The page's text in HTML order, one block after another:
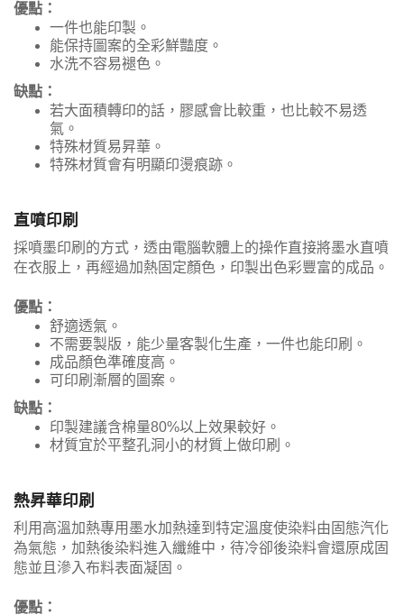
優點：
一件也能印製。
能保持圖案的全彩鮮豔度。
水洗不容易褪色。
缺點：
若大面積轉印的話，膠感會比較重，也比較不易透
氣。
特殊材質易昇華。
特殊材質會有明顯印燙痕跡。
直噴印刷
採噴墨印刷的方式，透由電腦軟體上的操作直接將墨水直噴
在衣服上，再經過加熱固定顏色，印製出色彩豐富的成品。
優點：
舒適透氣。
不需要製版，能少量客製化生產，一件也能印刷。
成品顏色準確度高。
可印刷漸層的圖案。
缺點：
印製建議含棉量80%以上效果較好。
材質宜於平整孔洞小的材質上做印刷。
熱昇華印刷
利用高溫加熱專用墨水加熱達到特定溫度使染料由固態汽化
為氣態，加熱後染料進入纖維中，待冷卻後染料會還原成固
態並且滲入布料表面凝固。
優點：